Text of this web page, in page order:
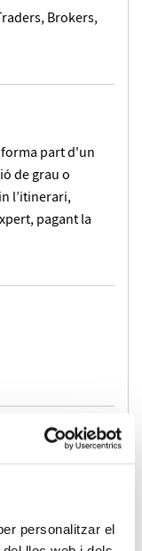
personalitzar el
Brokers,
part d'un
de grau o
l’itinerari,
pagant la